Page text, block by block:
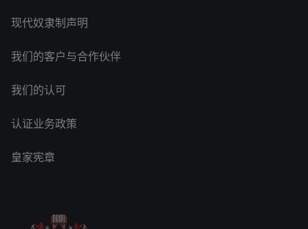
现代奴隶制声明
我们的客户与合作伙伴
我们的认可
认证业务政策
皇家宪章